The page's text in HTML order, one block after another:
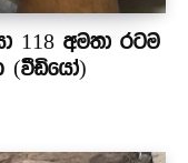
118 අමතා රටම
(වීඩියෝ)